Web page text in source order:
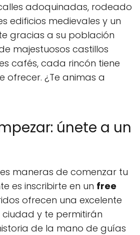
adoquinadas, rodeado
edificios medievales y un
gracias a su población
majestuosos castillos
cafés, cada rincón tiene
ofrecer. ¿Te animas a
únete a un
maneras de comenzar tu
es inscribirte en un free
ofrecen una excelente
y te permitirán
de la mano de guías